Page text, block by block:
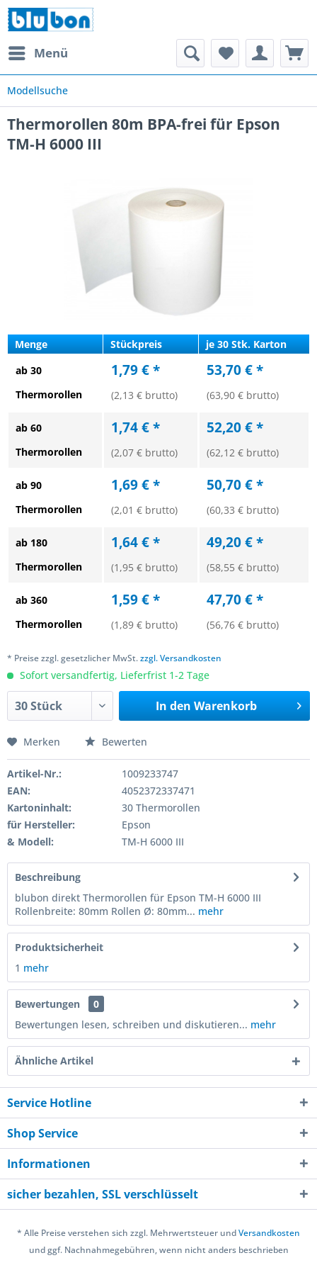
Menü
Modellsuche
Thermorollen 80m BPA-frei für Epson
TM-H 6000 III
Menge Stückpreis
je 30 Stk. Karton
ab 30
Thermorollen
1,79 € *
(2,13 € brutto)
53,70 € *
(63,90 € brutto)
ab 60
Thermorollen
1,74 € *
(2,07 € brutto)
52,20 € *
(62,12 € brutto)
ab 90
Thermorollen
1,69 € *
(2,01 € brutto)
50,70 € *
(60,33 € brutto)
ab 180
Thermorollen
1,64 € *
(1,95 € brutto)
49,20 € *
(58,55 € brutto)
ab 360
Thermorollen
1,59 € *
(1,89 € brutto)
47,70 € *
(56,76 € brutto)
* Preise zzgl. gesetzlicher MwSt.zzgl. Versandkosten
Sofort versandfertig, Lieferfrist 1-2 Tage
In den Warenkorb
Merken Bewerten
Artikel-Nr.:
1009233747
EAN:
4052372337471
Kartoninhalt:
30 Thermorollen
für Hersteller:
Epson
& Modell:
TM-H 6000 III
Beschreibung
blubon direkt Thermorollen für Epson TM-H 6000 III
Rollenbreite: 80mm Rollen Ø: 80mm... mehr
Produktsicherheit
1 mehr
Bewertungen
0
Bewertungen lesen, schreiben und diskutieren... mehr
Ähnliche Artikel
Service Hotline
Shop Service
Informationen
sicher bezahlen, SSL verschlüsselt
* Alle Preise verstehen sich zzgl. Mehrwertsteuer undVersandkosten
und ggf. Nachnahmegebühren, wenn nicht anders beschrieben